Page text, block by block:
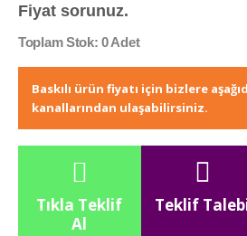
Fiyat sorunuz.
Toplam Stok: 0 Adet
Baskılı ürün fiyatı için bizlere
kanallarından ulaşabilirsiniz.
Tıkla Teklif
Al
Teklif